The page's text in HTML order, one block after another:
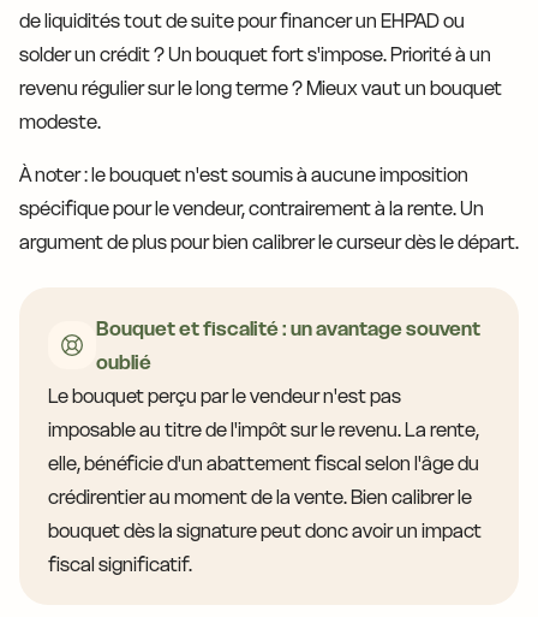
de liquidités tout de suite pour financer un EHPAD ou
solder un crédit ? Un bouquet fort s'impose. Priorité à un
revenu régulier sur le long terme ? Mieux vaut un bouquet
modeste.
À noter : le bouquet n'est soumis à aucune imposition
spécifique pour le vendeur, contrairement à la rente. Un
argument de plus pour bien calibrer le curseur dès le départ.
Bouquet et fiscalité : un avantage souvent
oublié
Le bouquet perçu par le vendeur n'est pas
imposable au titre de l'impôt sur le revenu. La rente,
elle, bénéficie d'un abattement fiscal selon l'âge du
crédirentier au moment de la vente. Bien calibrer le
bouquet dès la signature peut donc avoir un impact
fiscal significatif.